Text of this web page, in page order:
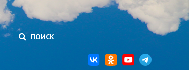
ПОИСК